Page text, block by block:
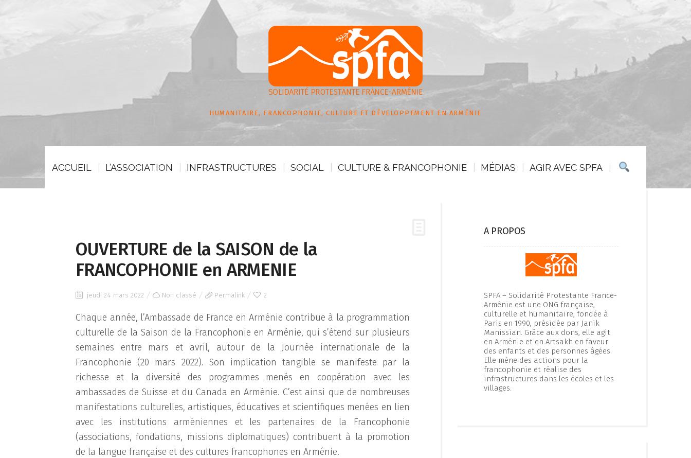
HUMANITAIRE, FRANCOPHONIE, CULTURE ET DÉVELOPPEMENT EN ARMÉNIE
ACCUEIL L’ASSOCIATION INFRASTRUCTURES SOCIAL CULTURE & FRANCOPHONIE MÉDIAS AGIR AVEC SPFA
OUVERTURE de la SAISON de la
FRANCOPHONIE en ARMENIE
jeudi 24 mars 2022 Non classé Permalink 2
Chaque année, l’Ambassade de France en Arménie contribue à la programmation
culturelle de la Saison de la Francophonie en Arménie, qui s’étend sur plusieurs
semaines entre mars et avril, autour de la Journée internationale de la
Francophonie (20 mars 2022). Son implication tangible se manifeste par la
richesse et la diversité des programmes menés en coopération avec les
ambassades de Suisse et du Canada en Arménie. C’est ainsi que de nombreuses
manifestations culturelles, artistiques, éducatives et scientifiques menées en lien
avec les institutions arméniennes et les partenaires de la Francophonie
(associations, fondations, missions diplomatiques) contribuent à la promotion
de la langue française et des cultures francophones en Arménie.
A PROPOS
SPFA – Solidarité Protestante France-
Arménie est une ONG française,
culturelle et humanitaire, fondée à
Paris en 1990, présidée par Janik
Manissian. Grâce aux dons, elle agit
en Arménie et en Artsakh en faveur
des enfants et des personnes âgées.
Elle mène des actions pour la
francophonie et réalise des
infrastructures dans les écoles et les
villages.